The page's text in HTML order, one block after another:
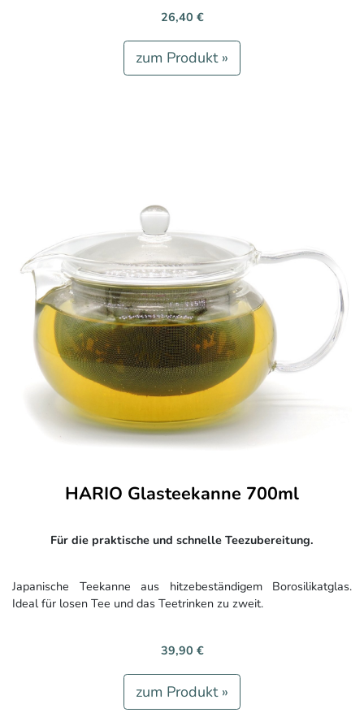
26,40 €
zum Produkt »
HARIO Glasteekanne 700ml
Für die praktische und schnelle Teezubereitung.
Japanische Teekanne aus hitzebeständigem Borosilikatglas.
Ideal für losen Tee und das Teetrinken zu zweit.
39,90 €
zum Produkt »